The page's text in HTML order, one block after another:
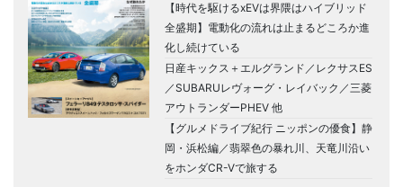
【時代を駆けるxEVは界隈はハイブリッド
全盛期】電動化の流れは止まるどころか進
化し続けている
日産キックス＋エルグランド／レクサスES
／SUBARUレヴォーグ・レイバック／三菱
アウトランダーPHEV 他
【グルメドライブ紀行 ニッポンの優食】静
岡・浜松編／翡翠色の暴れ川、天竜川沿い
をホンダCR-Vで旅する